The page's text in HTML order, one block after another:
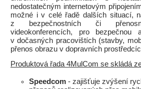
nedostatečným internetovým
možné i v celé řadě dalších situací,
z bezpečnostních či
videokonferencích, pro bezpečnou
v dočasných pracovištích (stavby,
přenos obrazu v dopravních
Produktová řada 4MulCom se skládá
Speedcom - zajišťuje zvýšení